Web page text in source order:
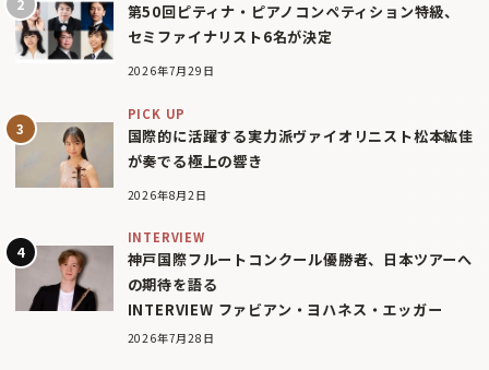
第50回ピティナ・ピアノコンペティション特級、
セミファイナリスト6名が決定
2026年7月29日
PICK UP
国際的に活躍する実力派ヴァイオリニスト松本紘佳
が奏でる極上の響き
2026年8月2日
INTERVIEW
神戸国際フルートコンクール優勝者、日本ツアーへ
の期待を語る
INTERVIEW ファビアン・ヨハネス・エッガー
2026年7月28日